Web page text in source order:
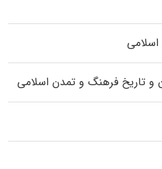
و تاریخ فرهنگ و تمدن اسلامی